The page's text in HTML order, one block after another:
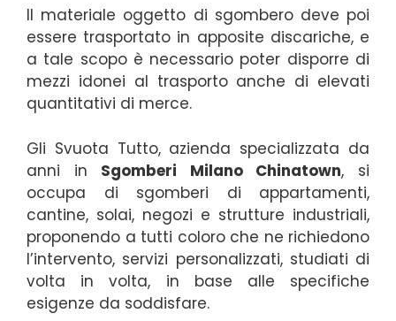
Il materiale oggetto di sgombero deve poi
essere trasportato in apposite discariche, e
a tale scopo è necessario poter disporre di
mezzi idonei al trasporto anche di elevati
quantitativi di merce.
Gli Svuota Tutto, azienda specializzata da
anni in Sgomberi Milano Chinatown, si
occupa di sgomberi di appartamenti,
cantine, solai, negozi e strutture industriali,
proponendo a tutti coloro che ne richiedono
l’intervento, servizi personalizzati, studiati di
volta in volta, in base alle specifiche
esigenze da soddisfare.